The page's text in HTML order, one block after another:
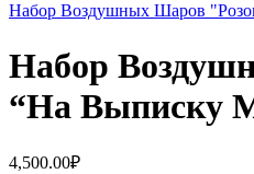
Набор Воздушных Шаров
Набор
“На Выписку
4,500.00₽